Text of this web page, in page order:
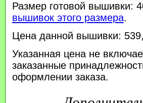
Размер готовой вышивки:
вышивок этого размера.
Цена данной вышивки:
Указанная цена не
заказанные
оформлении заказа.